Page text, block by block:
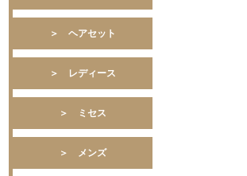
＞ ヘアセット
＞ レディース
＞ ミセス
＞ メンズ